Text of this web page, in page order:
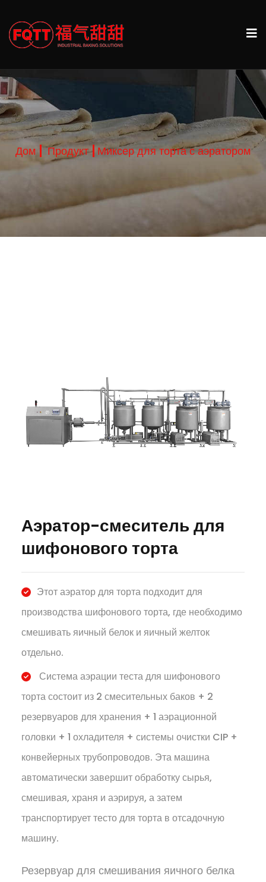
Дом Продукт Миксер для торта с аэратором
Аэратор-смеситель для
шифонового торта
Этот аэратор для торта подходит для
производства шифонового торта, где необходимо
смешивать яичный белок и яичный желток
отдельно.
Система аэрации теста для шифонового
торта состоит из 2 смесительных баков + 2
резервуаров для хранения + 1 аэрационной
головки + 1 охладителя + системы очистки CIP +
конвейерных трубопроводов. Эта машина
автоматически завершит обработку сырья,
смешивая, храня и аэрируя, а затем
транспортирует тесто для торта в отсадочную
машину.
Резервуар для смешивания яичного белка